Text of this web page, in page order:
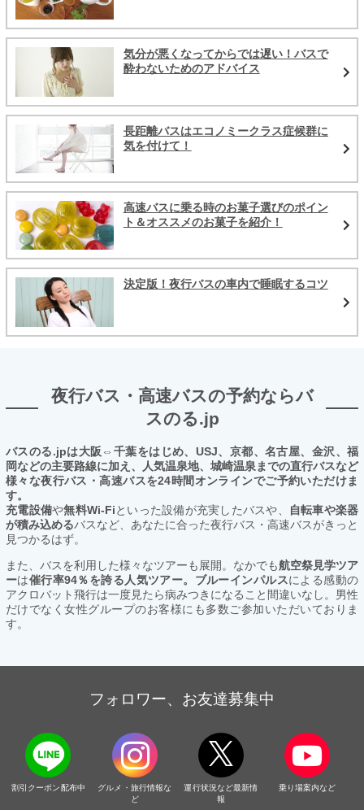
気分が悪くなってからでは遅い！バスで
酔わないためのアドバイス
長距離バスはエコノミークラス症候群に
気を付けて！
高速バスに乗る時のお菓子選びのポイン
ト＆オススメのお菓子を紹介！
決定版！夜行バスの車内で睡眠するコツ
夜行バス・高速バスの予約ならバ
スのる.jp
バスのる.jpは大阪⇔千葉をはじめ、USJ、京都、名古屋、金沢、福
岡などの主要路線に加え、人気温泉地、城崎温泉までの直行バスなど
様々な夜行バス・高速バスを24時間オンラインでご予約いただけま
す。
充電設備や無料Wi-Fiといった設備が充実したバスや、
自転車や楽器
が積み込めるバスなど、あなたに合った夜行バス・高速バスがきっと
見つかるはず。
また、バスを利用した様々なツアーも展開。なかでも航空祭見学ツア
ーは催行率94％を誇る人気ツアー。ブルーインパルスによる感動の
アクロバット飛行は一度見たら病みつきになること間違いなし。男性
だけでなく女性グループのお客様にも多数ご参加いただいておりま
す。
フォロワー、お友達募集中
割引クーポン配布中
グルメ・旅行情報な
ど
運行状況など最新情
報
乗り場案内など